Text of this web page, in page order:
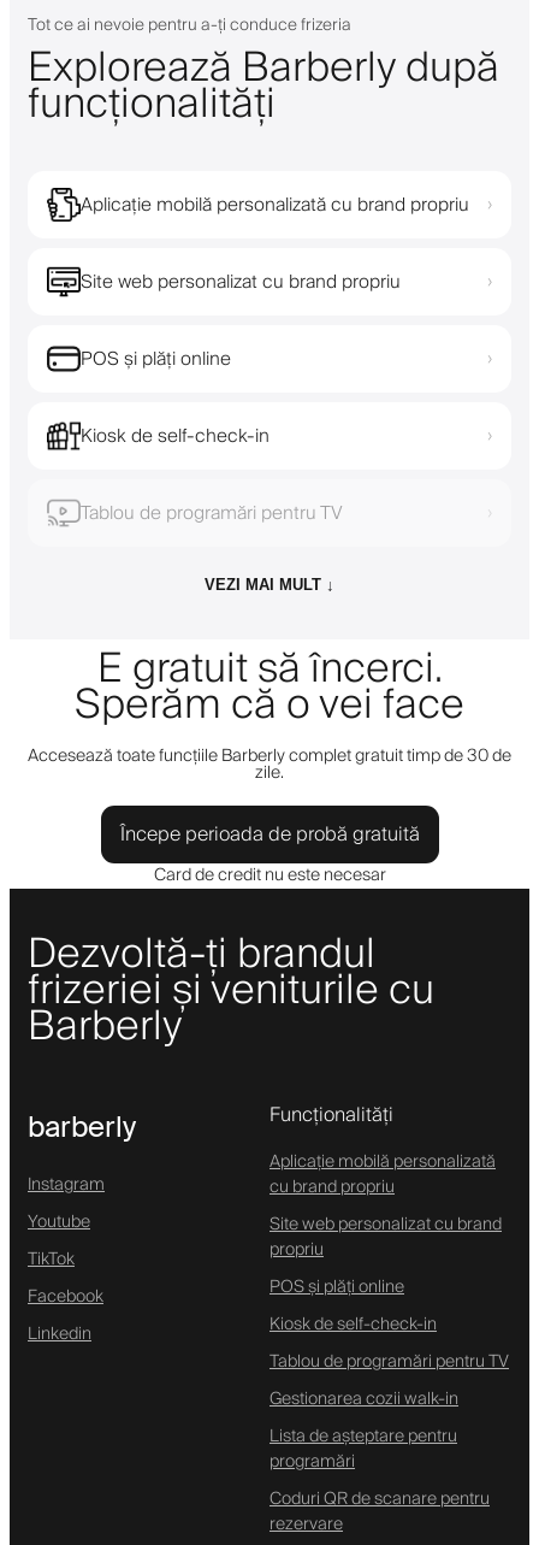
Tot ce ai nevoie pentru a-ți conduce frizeria
Explorează Barberly după
funcționalități
Aplicație mobilă personalizată cu brand propriu ›
Site web personalizat cu brand propriu ›
POS și plăți online ›
Kiosk de self-check-in ›
Tablou de programări pentru TV ›
VEZI MAI MULT ↓
E gratuit să încerci.
Sperăm că o vei face
Accesează toate funcțiile Barberly complet gratuit timp de 30 de
zile.
Începe perioada de probă gratuită
Card de credit nu este necesar
Dezvoltă-ți brandul
frizeriei și veniturile cu
Barberly
barberly
Instagram
Youtube
TikTok
Facebook
Linkedin
Funcționalități
Aplicație mobilă personalizată
cu brand propriu
Site web personalizat cu brand
propriu
POS și plăți online
Kiosk de self-check-in
Tablou de programări pentru TV
Gestionarea cozii walk-in
Lista de așteptare pentru
programări
Coduri QR de scanare pentru
rezervare